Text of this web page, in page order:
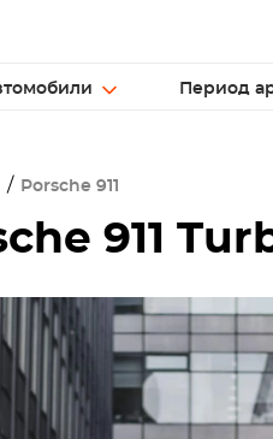
Период
Porsche 911
911